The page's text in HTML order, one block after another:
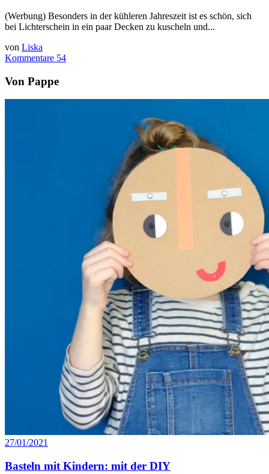
(Werbung) Besonders in der kühleren Jahreszeit ist es schön, sich
bei Lichterschein in ein paar Decken zu kuscheln und...
von Liska
Kommentare 54
Von Pappe
27/01/2021
Basteln mit Kindern: mit der DIY